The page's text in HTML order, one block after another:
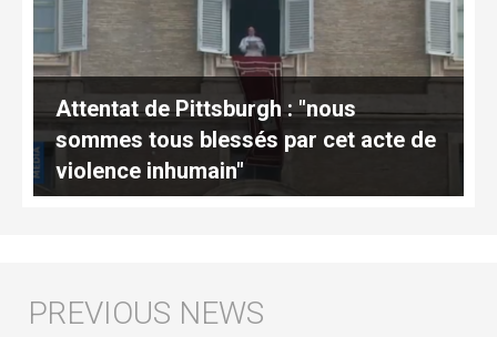
Attentat de Pittsburgh : "nous
sommes tous blessés par cet acte de
violence inhumain"